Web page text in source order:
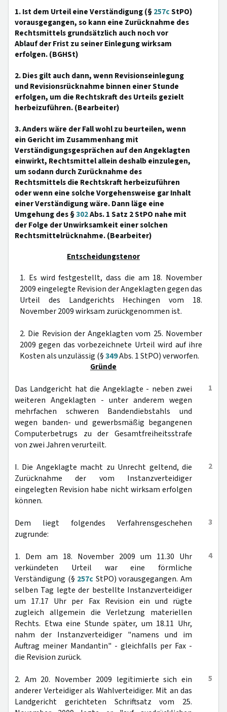
1. Ist dem Urteil eine Verständigung (§257cStPO)
vorausgegangen, so kann eine Zurücknahme des
Rechtsmittels grundsätzlich auch noch vor
Ablauf der Frist zu seiner Einlegung wirksam
erfolgen. (BGHSt)
2. Dies gilt auch dann, wenn Revisionseinlegung
und Revisionsrücknahme binnen einer Stunde
erfolgen, um die Rechtskraft des Urteils gezielt
herbeizuführen. (Bearbeiter)
3. Anders wäre der Fall wohl zu beurteilen, wenn
ein Gericht im Zusammenhang mit
Verständigungsgesprächen auf den Angeklagten
einwirkt, Rechtsmittel allein deshalb einzulegen,
um sodann durch Zurücknahme des
Rechtsmittels die Rechtskraft herbeizuführen
oder wenn eine solche Vorgehensweise gar Inhalt
einer Verständigung wäre. Dann läge eine
Umgehung des §302Abs. 1 Satz 2 StPO nahe mit
der Folge der Unwirksamkeit einer solchen
Rechtsmittelrücknahme. (Bearbeiter)
Entscheidungstenor
1. Es wird festgestellt, dass die am 18. November
2009 eingelegte Revision der Angeklagten gegen das
Urteil des Landgerichts Hechingen vom 18.
November 2009 wirksam zurückgenommen ist.
2. Die Revision der Angeklagten vom 25. November
2009 gegen das vorbezeichnete Urteil wird auf ihre
Kosten als unzulässig (§349Abs. 1 StPO) verworfen.
Gründe
1
Das Landgericht hat die Angeklagte - neben zwei
weiteren Angeklagten - unter anderem wegen
mehrfachen schweren Bandendiebstahls und
wegen banden- und gewerbsmäßig begangenen
Computerbetrugs zu der Gesamtfreiheitsstrafe
von zwei Jahren verurteilt.
2
I. Die Angeklagte macht zu Unrecht geltend, die
Zurücknahme der vom Instanzverteidiger
eingelegten Revision habe nicht wirksam erfolgen
können.
3
Dem liegt folgendes Verfahrensgeschehen
zugrunde:
4
1. Dem am 18. November 2009 um 11.30 Uhr
verkündeten Urteil war eine förmliche
Verständigung (§ 257c StPO) vorausgegangen. Am
selben Tag legte der bestellte Instanzverteidiger
um 17.17 Uhr per Fax Revision ein und rügte
zugleich allgemein die Verletzung materiellen
Rechts. Etwa eine Stunde später, um 18.11 Uhr,
nahm der Instanzverteidiger "namens und im
Auftrag meiner Mandantin" - gleichfalls per Fax -
die Revision zurück.
5
2. Am 20. November 2009 legitimierte sich ein
anderer Verteidiger als Wahlverteidiger. Mit an das
Landgericht gerichteten Schriftsatz vom 25.